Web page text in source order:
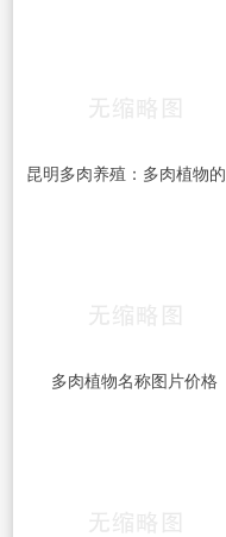
多肉植物名称图片价格